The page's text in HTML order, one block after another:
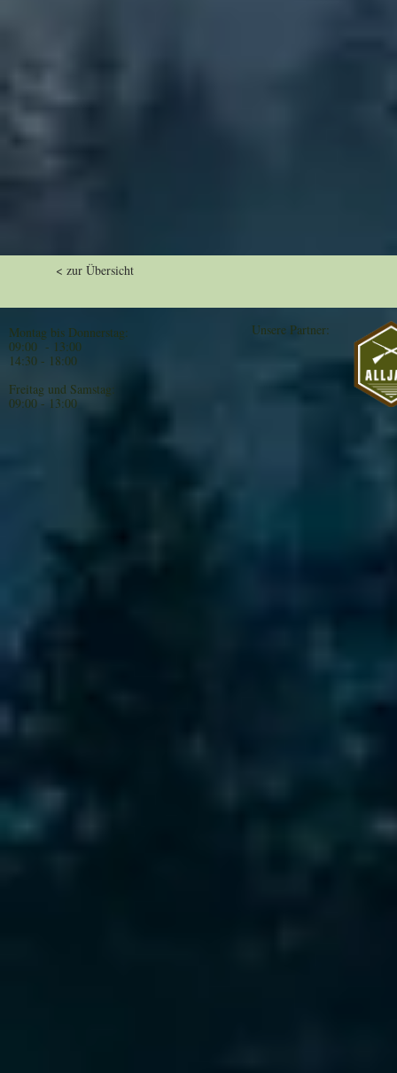
< zur Übersicht
Montag bis Donnerstag:
09:00 - 13:00
14:30 - 18:00
Freitag und Samstag:
09:00 - 13:00
Unsere Partner: